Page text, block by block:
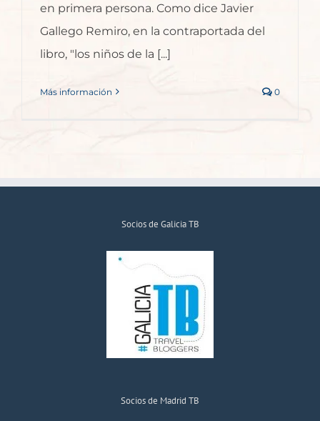
en primera persona. Como dice Javier
Gallego Remiro, en la contraportada del
libro, "los niños de la [...]
Más información 0
Socios de Galicia TB
Socios de Madrid TB